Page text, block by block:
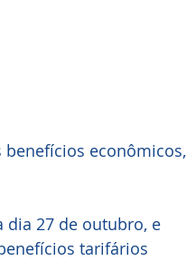
benefícios econômicos,
dia 27 de outubro, e
tarifários